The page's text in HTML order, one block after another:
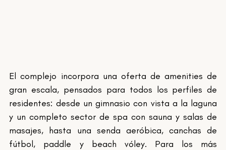
El complejo incorpora una oferta de amenities de
gran escala, pensados para todos los perfiles de
residentes: desde un gimnasio con vista a la laguna
y un completo sector de spa con sauna y salas de
masajes, hasta una senda aeróbica, canchas de
fútbol, paddle y beach vóley. Para los más